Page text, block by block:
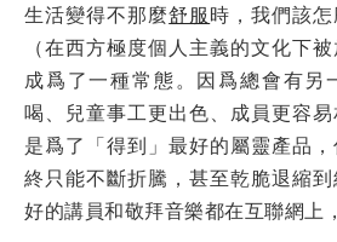
生活變得不那麼舒服 時，我們該
（在西方極度個人主義的文化下
成爲了一種常態。因爲總會有另
喝、兒童事工更出色、成員更容
是爲了「得到」最好的屬靈產品
終只能不斷折騰，甚至乾脆退縮
好的講員和敬拜音樂都在互聯網上